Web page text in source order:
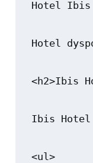
Hotel Ibis
Hotel
<h2>Ibis
Ibis Hotel
<ul>